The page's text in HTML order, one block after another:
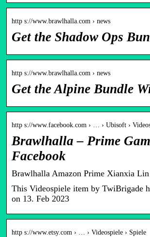
http s://www.brawlhalla.com › news
Get the Shadow Ops
http s://www.brawlhalla.com › news
Get the Alpine Bundle
http s://www.facebook.com › … › Ubisoft ›
Brawlhalla – Prime
Facebook
Brawlhalla Amazon Prime Xianxia
This Videospiele item by TwiBrigade
on 13. Feb 2023
http s://www.etsy.com › … › Videospiele › Spiele